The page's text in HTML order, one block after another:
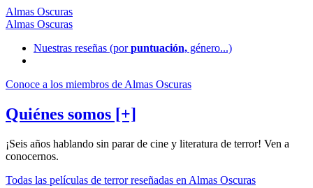
Almas Oscuras
Almas Oscuras
Nuestras reseñas (porpuntuación, género...)
Conoce a los miembros de Almas Oscuras
Quiénes somos [+]
¡Seis años hablando sin parar de cine y literatura de terror! Ven a
conocernos.
Todas las películas de terror reseñadas en Almas Oscuras